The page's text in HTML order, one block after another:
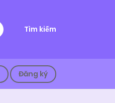
Tìm kiếm
Đăng ký